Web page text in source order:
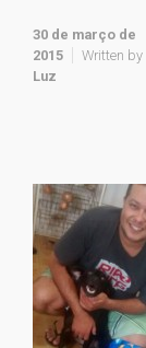
30 de março de
2015
Written by
Luz